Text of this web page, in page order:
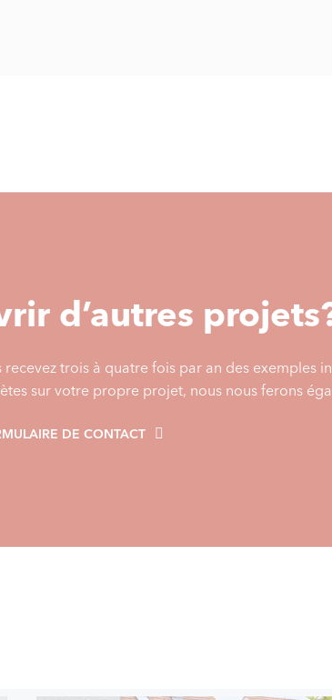
d’autres
trois à quatre fois par an des
sur votre propre projet, nous nous ferons
DE CONTACT